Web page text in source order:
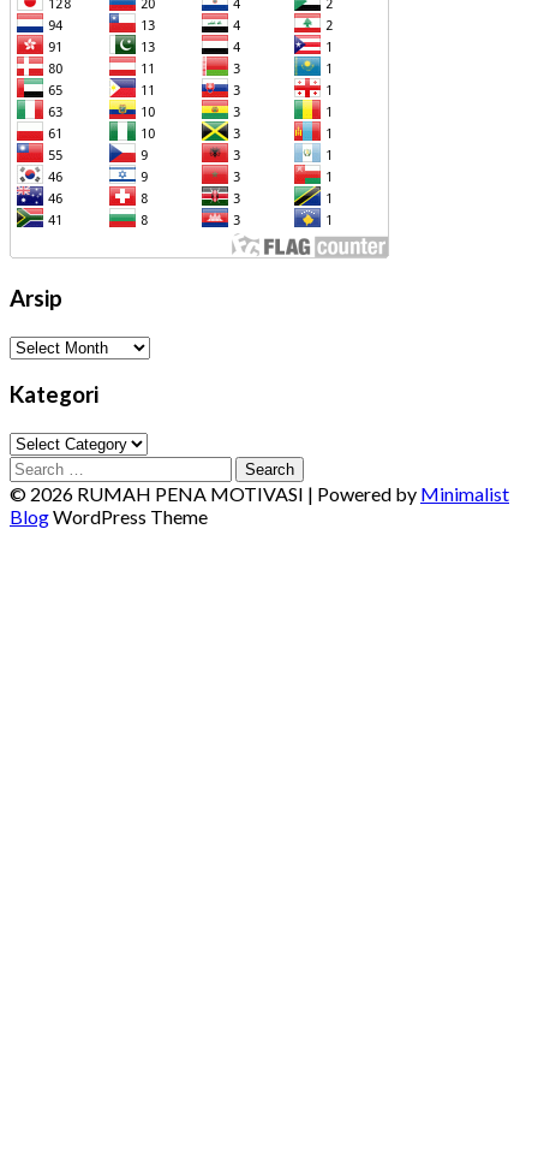
Arsip
Arsip
Kategori
Kategori
Search
for:
© 2026 RUMAH PENA MOTIVASI | Powered by Minimalist
BlogWordPress Theme